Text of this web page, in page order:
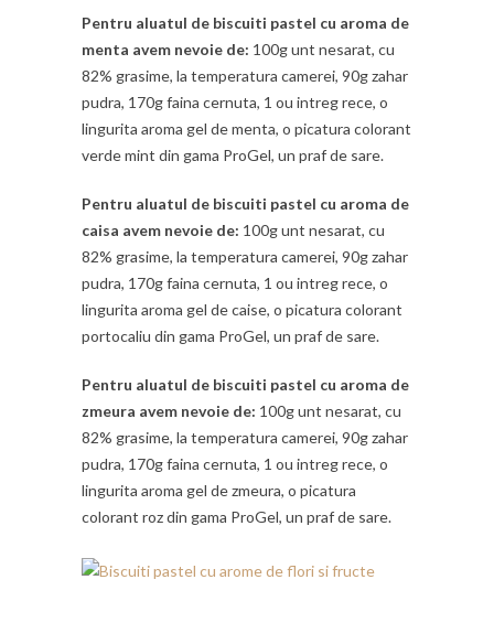
Pentru aluatul de biscuiti pastel cu aroma de
menta avem nevoie de: 100g unt nesarat, cu
82% grasime, la temperatura camerei, 90g zahar
pudra, 170g faina cernuta, 1 ou intreg rece, o
lingurita aroma gel de menta, o picatura colorant
verde mint din gama ProGel, un praf de sare.
Pentru aluatul de biscuiti pastel cu aroma de
caisa avem nevoie de: 100g unt nesarat, cu
82% grasime, la temperatura camerei, 90g zahar
pudra, 170g faina cernuta, 1 ou intreg rece, o
lingurita aroma gel de caise, o picatura colorant
portocaliu din gama ProGel, un praf de sare.
Pentru aluatul de biscuiti pastel cu aroma de
zmeura avem nevoie de: 100g unt nesarat, cu
82% grasime, la temperatura camerei, 90g zahar
pudra, 170g faina cernuta, 1 ou intreg rece, o
lingurita aroma gel de zmeura, o picatura
colorant roz din gama ProGel, un praf de sare.